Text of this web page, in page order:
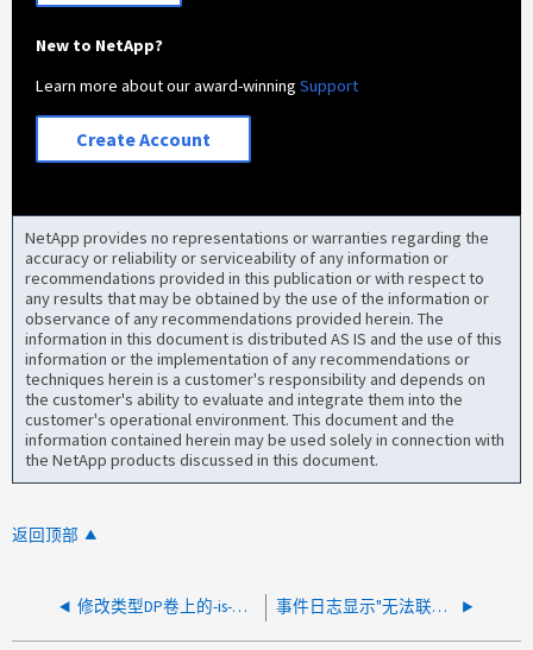
New to NetApp?
Learn more about our award-winningSupport
Create Account
NetApp provides no representations or warranties regarding the
accuracy or reliability or serviceability of any information or
recommendations provided in this publication or with respect to
any results that may be obtained by the use of the information or
observance of any recommendations provided herein. The
information in this document is distributed AS IS and the use of this
information or the implementation of any recommendations or
techniques herein is a customer's responsibility and depends on
the customer's ability to evaluate and integrate them into the
customer's operational environment. This document and the
information contained herein may be used solely in connection with
the NetApp products discussed in this document.
返回顶部
修改类型DP卷上的-is-大型 大小启用标志时出错 事件日志显示"无法联系对等集群"错误